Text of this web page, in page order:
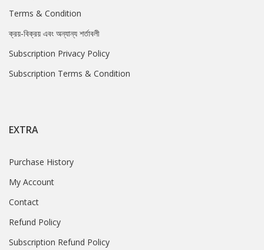
Terms & Condition
ক্রয়-বিক্রয় এবং অন্যান্য শর্তাবলী
Subscription Privacy Policy
Subscription Terms & Condition
EXTRA
Purchase History
My Account
Contact
Refund Policy
Subscription Refund Policy